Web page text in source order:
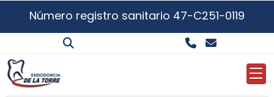
Número registro sanitario 47-C251-0119
Descargas
Descargas